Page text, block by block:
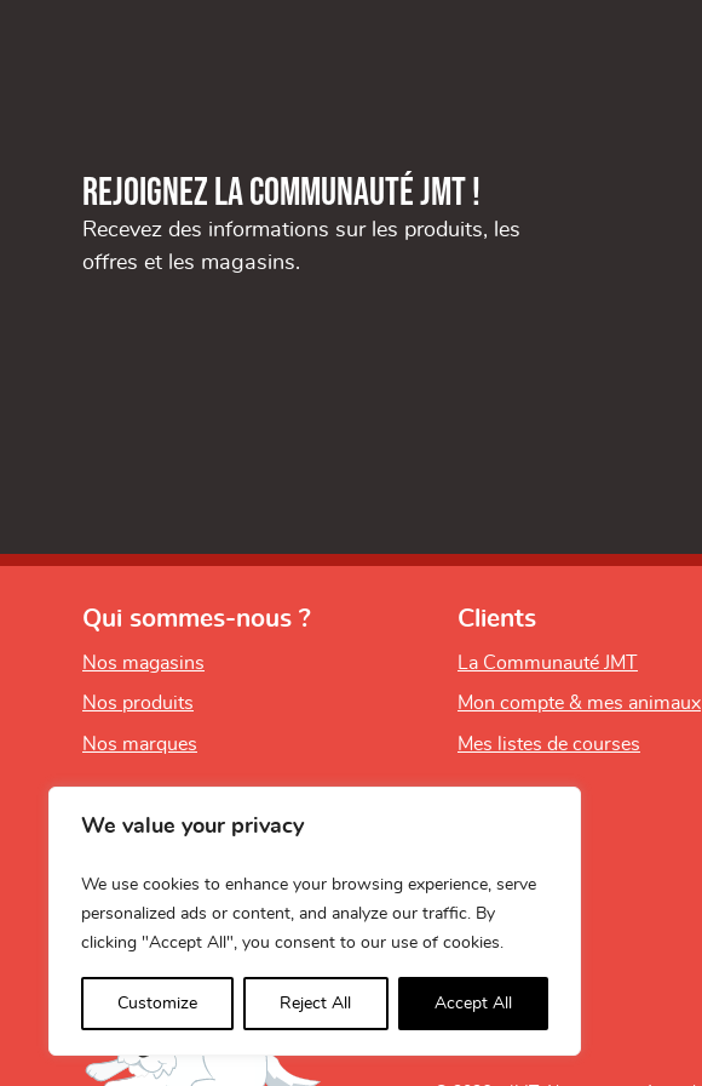
We value your privacy
We use cookies to enhance your browsing experience, serve
personalized ads or content, and analyze our traffic. By
clicking "Accept All", you consent to our use of cookies.
Customize Reject All Accept All
Rejoignez la communauté JMT !
Recevez des informations sur les produits, les
offres et les magasins.
Qui sommes-nous ?
Nos magasins
Nos produits
Nos marques
Clients
La Communauté JMT
Mon compte & mes animaux
Mes listes de courses